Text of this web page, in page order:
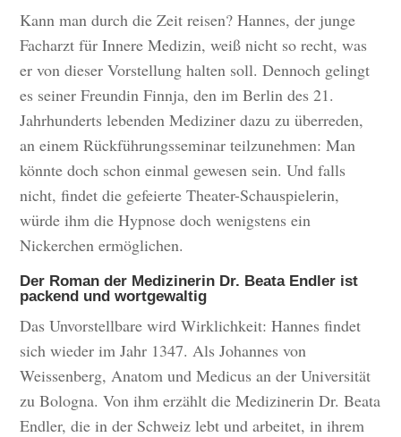
Kann man durch die Zeit reisen? Hannes, der junge
Facharzt für Innere Medizin, weiß nicht so recht, was
er von dieser Vorstellung halten soll. Dennoch gelingt
es seiner Freundin Finnja, den im Berlin des 21.
Jahrhunderts lebenden Mediziner dazu zu überreden,
an einem Rückführungsseminar teilzunehmen: Man
könnte doch schon einmal gewesen sein. Und falls
nicht, findet die gefeierte Theater-Schauspielerin,
würde ihm die Hypnose doch wenigstens ein
Nickerchen ermöglichen.
Der Roman der Medizinerin Dr. Beata Endler ist
packend und wortgewaltig
Das Unvorstellbare wird Wirklichkeit: Hannes findet
sich wieder im Jahr 1347. Als Johannes von
Weissenberg, Anatom und Medicus an der Universität
zu Bologna. Von ihm erzählt die Medizinerin Dr. Beata
Endler, die in der Schweiz lebt und arbeitet, in ihrem